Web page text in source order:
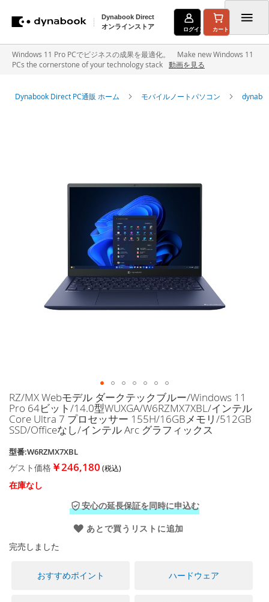
Dynabook Direct
オンラインストア
ログイン カート
Windows 11 Pro PCでビジネスの成果を最適化。 Make new Windows 11
PCs the cornerstone of your technology stack
動画を見る
Dynabook Direct PC通販 ホーム モバイルノートパソコン
イ
メ
ー
ジ
ャ
ラ
リ
ー
に
移
RZ/MX Webモデル ダークテックブルー/Windows 11
Pro 64ビット/14.0型WUXGA/W6RZMX7XBL/インテル
Core Ultra 7 プロセッサー 155H/16GBメモリ/512GB
SSD/Officeなし/インテル Arc グラフィックス
型番:W6RZMX7XBL
ゲスト価格 ￥246,180
在庫なし
安心の延長保証を同時に申込む
あとで買うリストに追加
完売しました
おすすめポイント ハードウェア